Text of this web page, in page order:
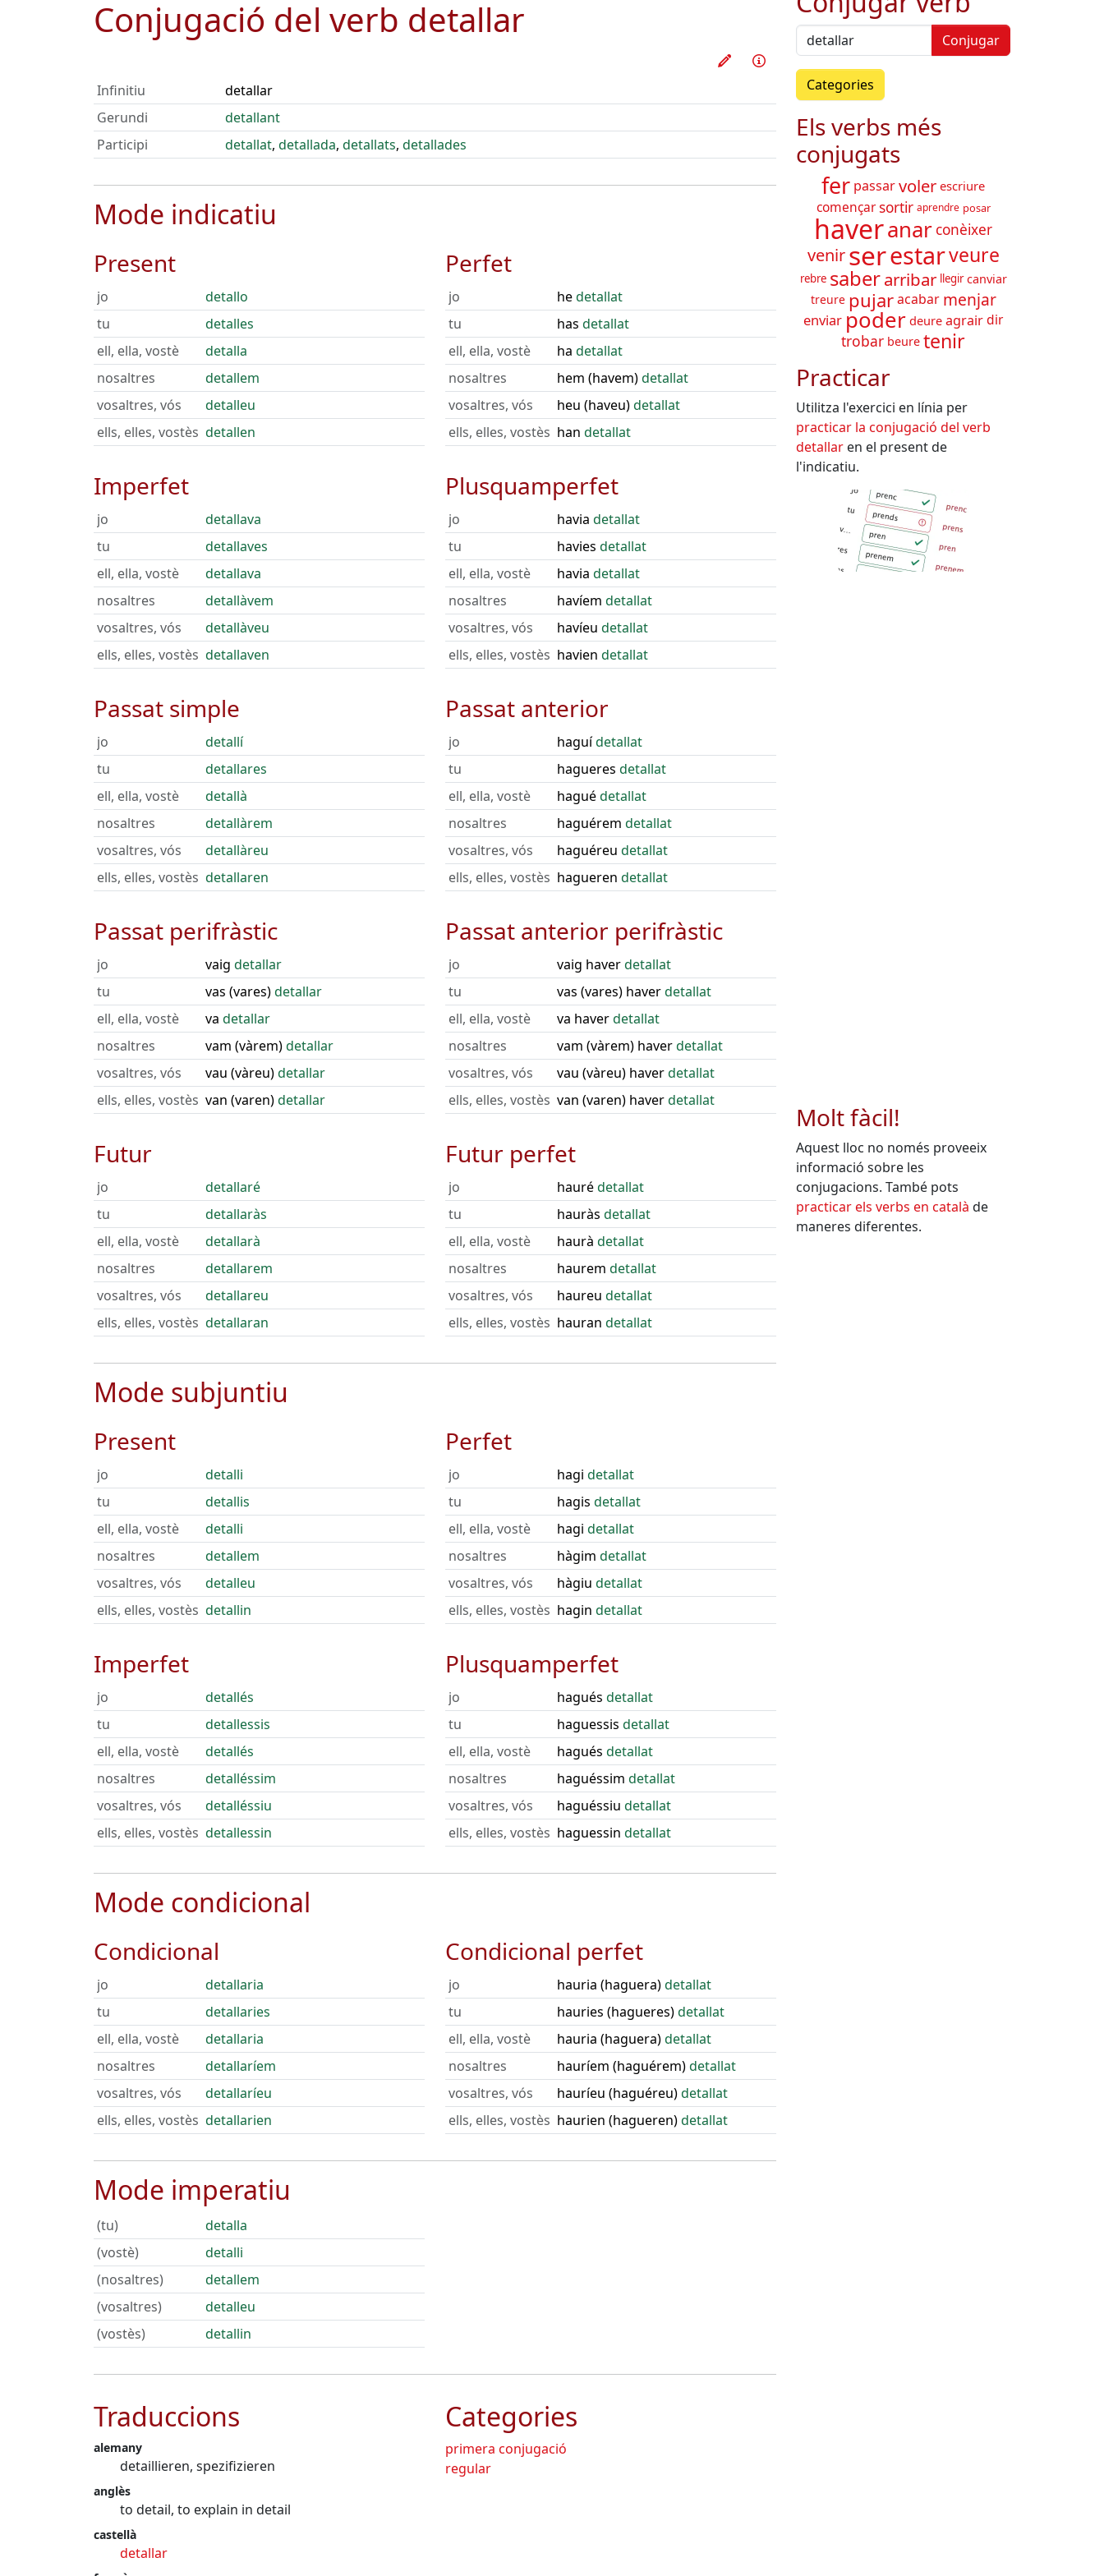
Conjugació del verb detallar
Practicar aquest verb
Info
Infinitiu
detallar
Gerundi
detallant
Participi
detallat, detallada, detallats, detallades
Mode indicatiu
Present
jo
detallo
tu
detalles
ell, ella, vostè
detalla
nosaltres
detallem
vosaltres, vós
detalleu
ells, elles, vostès detallen
Imperfet
jo
detallava
tu
detallaves
ell, ella, vostè
detallava
nosaltres
detallàvem
vosaltres, vós
detallàveu
ells, elles, vostès detallaven
Passat simple
jo
detallí
tu
detallares
ell, ella, vostè
detallà
nosaltres
detallàrem
vosaltres, vós
detallàreu
ells, elles, vostès detallaren
Passat perifràstic
jo vaig detallar
tu
vas (vares)detallar
ell, ella, vostè
va detallar
nosaltres
vam (vàrem)detallar
vosaltres, vós
vau (vàreu)detallar
ells, elles, vostès van (varen)detallar
Futur
jo
detallaré
tu
detallaràs
ell, ella, vostè
detallarà
nosaltres
detallarem
vosaltres, vós
detallareu
ells, elles, vostès detallaran
Perfet
jo hedetallat
tu
has detallat
ell, ella, vostè
ha detallat
nosaltres
hem (havem)detallat
vosaltres, vós
heu (haveu)detallat
ells, elles, vostès han detallat
Plusquamperfet
jo havia detallat
tu
havies detallat
ell, ella, vostè
havia detallat
nosaltres
havíem detallat
vosaltres, vós
havíeu detallat
ells, elles, vostès havien detallat
Passat anterior
jo haguídetallat
tu
hagueres detallat
ell, ella, vostè
haguédetallat
nosaltres
haguérem detallat
vosaltres, vós
haguéreu detallat
ells, elles, vostès hagueren detallat
Passat anterior perifràstic
jo vaig haverdetallat
tu
vas (vares) haverdetallat
ell, ella, vostè
va haverdetallat
nosaltres
vam (vàrem) haverdetallat
vosaltres, vós
vau (vàreu) haverdetallat
ells, elles, vostès van (varen) haverdetallat
Futur perfet
jo haurédetallat
tu
hauràs detallat
ell, ella, vostè
haurà detallat
nosaltres
haurem detallat
vosaltres, vós
haureu detallat
ells, elles, vostès hauran detallat
Mode subjuntiu
Present
jo
detalli
tu
detallis
ell, ella, vostè
detalli
nosaltres
detallem
vosaltres, vós
detalleu
ells, elles, vostès detallin
Imperfet
jo
detallés
tu
detallessis
ell, ella, vostè
detallés
nosaltres
detalléssim
vosaltres, vós
detalléssiu
ells, elles, vostès detallessin
Perfet
jo hagi detallat
tu
hagis detallat
ell, ella, vostè
hagi detallat
nosaltres
hàgim detallat
vosaltres, vós
hàgiu detallat
ells, elles, vostès hagin detallat
Plusquamperfet
jo hagués detallat
tu
haguessis detallat
ell, ella, vostè
hagués detallat
nosaltres
haguéssim detallat
vosaltres, vós
haguéssiu detallat
ells, elles, vostès haguessin detallat
Mode condicional
Condicional
jo
detallaria
tu
detallaries
ell, ella, vostè
detallaria
nosaltres
detallaríem
vosaltres, vós
detallaríeu
ells, elles, vostès detallarien
Condicional perfet
jo hauria (haguera)detallat
tu
hauries (hagueres)detallat
ell, ella, vostè
hauria (haguera)detallat
nosaltres
hauríem (haguérem)detallat
vosaltres, vós
hauríeu (haguéreu)detallat
ells, elles, vostès haurien (hagueren)detallat
Mode imperatiu
(tu)
detalla
(vostè)
detalli
(nosaltres)
detallem
(vosaltres)
detalleu
(vostès)
detallin
Categories
primera conjugació
regular
Traduccions
alemany
detaillieren, spezifizieren
anglès
to detail, to explain in detail
castellà
detallar
Conjugar
Categories
Els verbs més
conjugats
fer passarvoler escriure
començar sortir aprendre posar
haveranar conèixer
venir serestarveure
rebre saberarribar llegir canviar
treure pujar acabar menjar
enviar poder deure agrairdir
trobar beure tenir
Practicar
Utilitza l'exercici en línia per
practicar la conjugació del verb
detallar en el present de
l'indicatiu.
Molt fàcil!
Aquest lloc no només proveeix
informació sobre les
conjugacions. També pots
practicar els verbs en català de
maneres diferentes.